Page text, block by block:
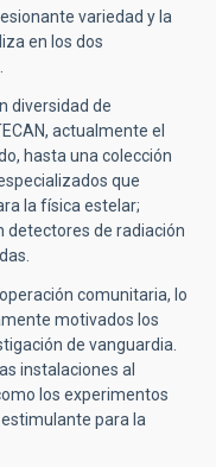
variedad y la
en los dos
diversidad de
actualmente el
hasta una colección
que
la física estelar;
detectores de radiación
comunitaria, lo
motivados los
de vanguardia.
instalaciones al
los experimentos
para la